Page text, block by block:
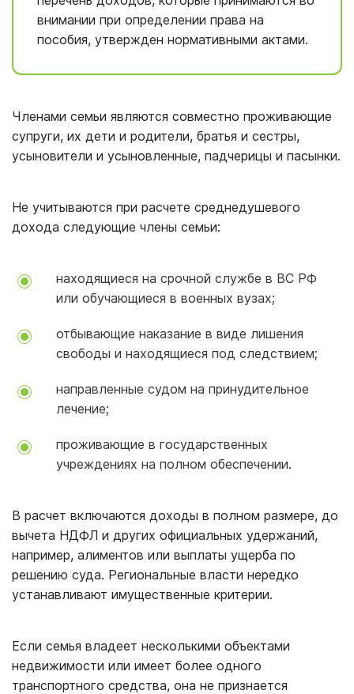
внимании при определении права на
пособия, утвержден нормативными актами.
Членами семьи являются совместно проживающие
супруги, их дети и родители, братья и сестры,
усыновители и усыновленные, падчерицы и пасынки.
Не учитываются при расчете среднедушевого
дохода следующие члены семьи:
находящиеся на срочной службе в ВС РФ
или обучающиеся в военных вузах;
отбывающие наказание в виде лишения
свободы и находящиеся под следствием;
направленные судом на принудительное
лечение;
проживающие в государственных
учреждениях на полном обеспечении.
В расчет включаются доходы в полном размере, до
вычета НДФЛ и других официальных удержаний,
например, алиментов или выплаты ущерба по
решению суда. Региональные власти нередко
устанавливают имущественные критерии.
Если семья владеет несколькими объектами
недвижимости или имеет более одного
транспортного средства, она не признается